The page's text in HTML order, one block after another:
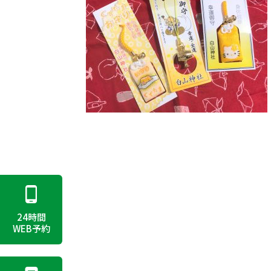
24時間
WEB予約